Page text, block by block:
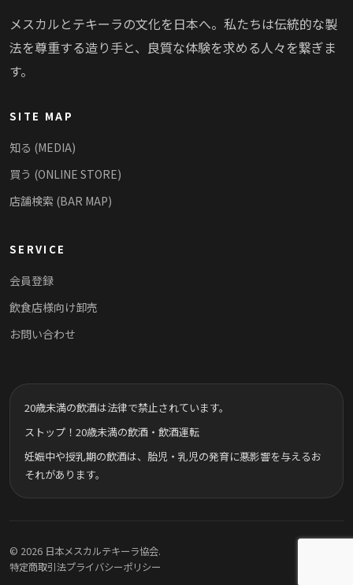
メスカルとテキーラの文化を日本へ。私たちは伝統的な製
法を尊重する造り手と、良質な体験を求める人々を繋ぎま
す。
SITE MAP
知る (MEDIA)
買う (ONLINE STORE)
店舗検索 (BAR MAP)
SERVICE
会員登録
飲食店様向け卸売
お問い合わせ
20歳未満の飲酒は法律で禁止されています。
ストップ！20歳未満の飲酒・飲酒運転
妊娠中や授乳期の飲酒は、胎児・乳児の発育に悪影響を与えるお
それがあります。
© 2026 日本メスカルテキーラ協会.
特定商取引法プライバシーポリシー